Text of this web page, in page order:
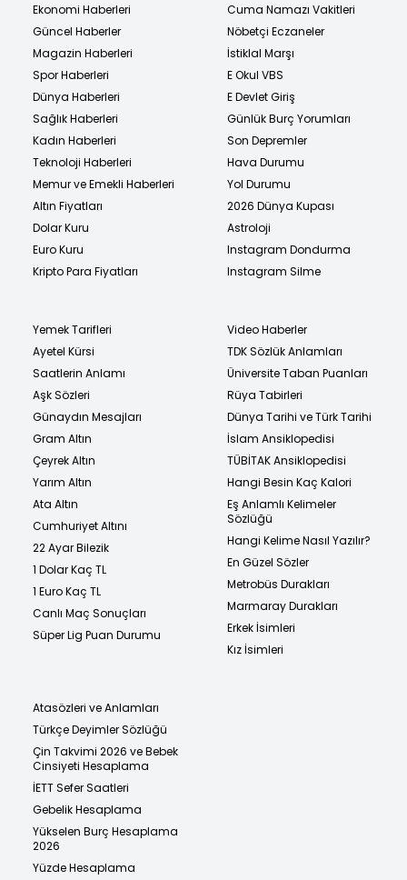
Ekonomi Haberleri
Güncel Haberler
Magazin Haberleri
Spor Haberleri
Dünya Haberleri
Sağlık Haberleri
Kadın Haberleri
Teknoloji Haberleri
Memur ve Emekli Haberleri
Altın Fiyatları
Dolar Kuru
Euro Kuru
Kripto Para Fiyatları
Cuma Namazı Vakitleri
Nöbetçi Eczaneler
İstiklal Marşı
E Okul VBS
E Devlet Giriş
Günlük Burç Yorumları
Son Depremler
Hava Durumu
Yol Durumu
2026 Dünya Kupası
Astroloji
Instagram Dondurma
Instagram Silme
Yemek Tarifleri
Ayetel Kürsi
Saatlerin Anlamı
Aşk Sözleri
Günaydın Mesajları
Gram Altın
Çeyrek Altın
Yarım Altın
Ata Altın
Cumhuriyet Altını
22 Ayar Bilezik
1 Dolar Kaç TL
1 Euro Kaç TL
Canlı Maç Sonuçları
Süper Lig Puan Durumu
Video Haberler
TDK Sözlük Anlamları
Üniversite Taban Puanları
Rüya Tabirleri
Dünya Tarihi ve Türk Tarihi
İslam Ansiklopedisi
TÜBİTAK Ansiklopedisi
Hangi Besin Kaç Kalori
Eş Anlamlı Kelimeler
Sözlüğü
Hangi Kelime Nasıl Yazılır?
En Güzel Sözler
Metrobüs Durakları
Marmaray Durakları
Erkek İsimleri
Kız İsimleri
Atasözleri ve Anlamları
Türkçe Deyimler Sözlüğü
Çin Takvimi 2026 ve Bebek
Cinsiyeti Hesaplama
İETT Sefer Saatleri
Gebelik Hesaplama
Yükselen Burç Hesaplama
2026
Yüzde Hesaplama